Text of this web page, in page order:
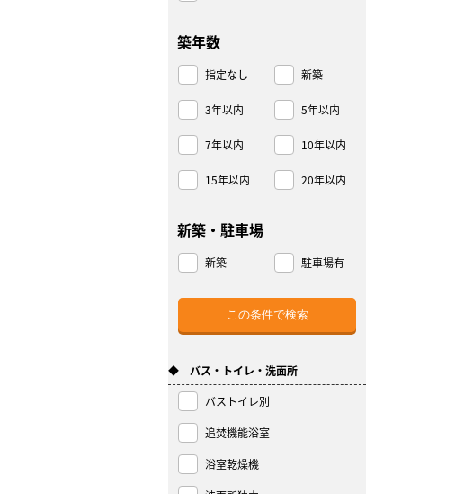
築年数
指定なし 新築
3年以内 5年以内
7年以内 10年以内
15年以内 20年以内
新築・駐車場
新築 駐車場有
◆ バス・トイレ・洗面所
バストイレ別
追焚機能浴室
浴室乾燥機